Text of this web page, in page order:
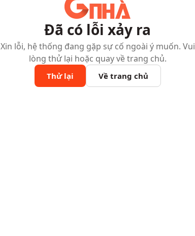
Đã có lỗi xảy ra
Xin lỗi, hệ thống đang gặp sự cố ngoài ý muốn. Vui
lòng thử lại hoặc quay về trang chủ.
Thử lại Về trang chủ